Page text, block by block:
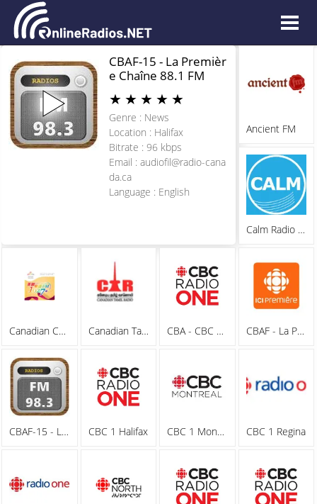
CBAF-15 - La Premièr
e Chaîne 88.1 FM
★ ★ ★ ★ ★
Genre : News
Location : Halifax
Bitrate : 96 kbps
Email : audiofil@radio-cana
da.ca
Language : English
Ancient FM
Calm Radio Flamenco
Canadian Chinese Radio Canadian Tamil Radio CBA - CBC Radio One 1070 AM CBAF - La Première Chaîne 88.5 FM
CBAF-15 - La Première Chaîne 88.1 FM CBC 1 Halifax CBC 1 Montreal CBC 1 Regina